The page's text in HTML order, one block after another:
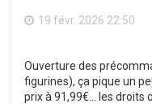
19 févr. 2026 22:50
Ouverture des
figurines), ça pique un
prix à 91,99€... les